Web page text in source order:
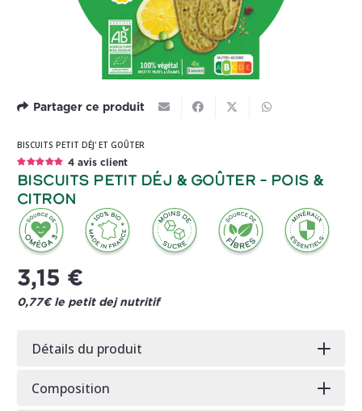
Partager ce produit
BISCUITS PETIT DÉJ' ET GOÛTER
4 avis client
Biscuits Petit Déj & Goûter – Pois &
Citron
3,15 €
0,77€ le petit dej nutritif
Détails du produit
Composition